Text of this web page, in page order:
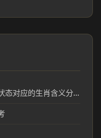
无精打采是什么生肖_无精打采状态对应的生肖含义分析